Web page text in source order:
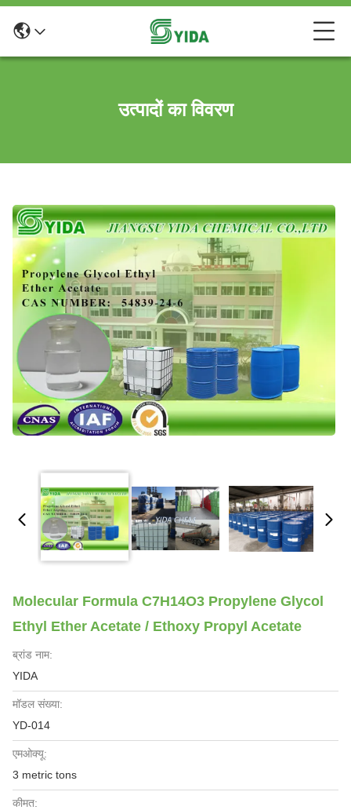
उत्पादों का विवरण
Molecular Formula C7H14O3 Propylene Glycol
Ethyl Ether Acetate / Ethoxy Propyl Acetate
ब्रांड नाम:
YIDA
मॉडल संख्या:
YD-014
एमओक्यू:
3 metric tons
कीमत: